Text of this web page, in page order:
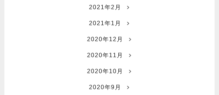
2021年2月
2021年1月
2020年12月
2020年11月
2020年10月
2020年9月